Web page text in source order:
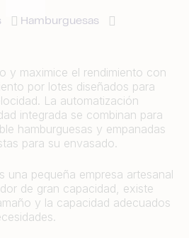
Hamburguesas
y maximice el rendimiento con
por lotes diseñados para
La automatización
integrada se combinan para
hamburguesas y empanadas
para su envasado.
una pequeña empresa artesanal
de gran capacidad, existe
y la capacidad adecuados